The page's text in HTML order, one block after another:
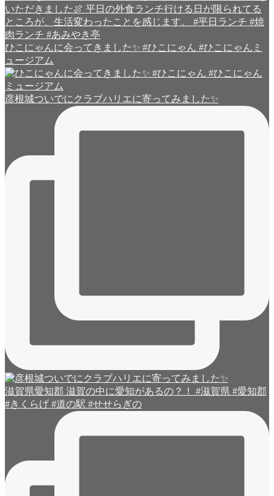
ひこにゃんに会ってきました✨ #ひこにゃん #ひこにゃんミ
ュージアム
彦根城ついでにクラブハリエに寄ってみました✨
滋賀県愛知郡 滋賀の中に愛知があるの？！ #滋賀県 #愛知郡
#きくらげ #道の駅 #せせらぎの